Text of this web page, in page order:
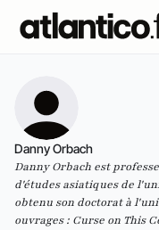
Danny Orbach
Danny Orbach est
d'études asiatiques de
obtenu son doctorat à
ouvrages : Curse on This